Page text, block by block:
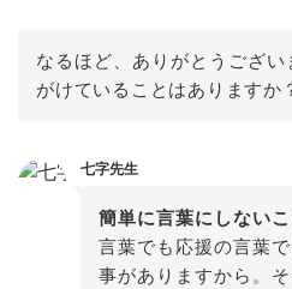
なるほど、ありがとうござ
がけていることはありますか
七字先生
簡単に言葉にしないこ
言葉でも応援の言葉
事がありますから。